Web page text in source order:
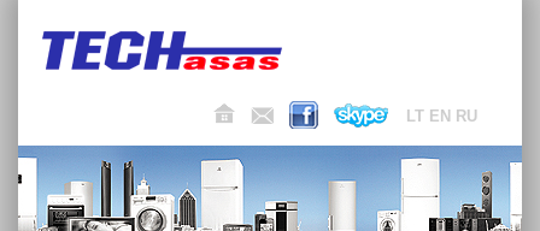
LT EN RU